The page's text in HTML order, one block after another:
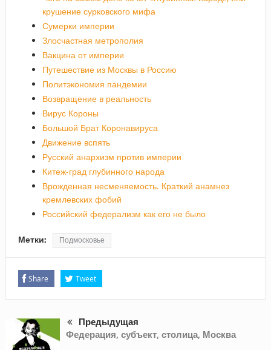
крушение сурковского мифа
Сумерки империи
Злосчастная метрополия
Вакцина от империи
Путешествие из Москвы в Россию
Политэкономия пандемии
Возвращение в реальность
Вирус Короны
Большой Брат Коронавируса
Движение вспять
Русский анархизм против империи
Китеж-град глубинного народа
Врожденная несменяемость. Краткий анамнез
кремлевских фобий
Российский федерализм как его не было
Метки: Подмосковье
Share Tweet
Предыдущая
Федерация, субъект, столица, Москва